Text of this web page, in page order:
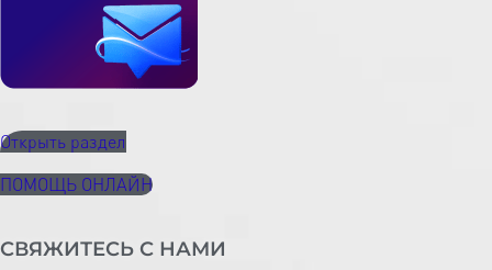
Открыть раздел
ПОМОЩЬ ОНЛАЙН
СВЯЖИТЕСЬ С НАМИ